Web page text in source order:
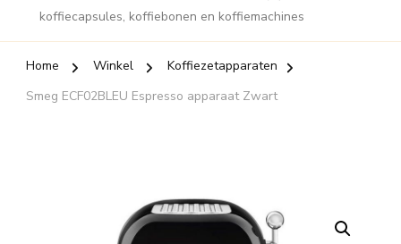
koffiecapsules, koffiebonen en koffiemachines
Home Winkel
Koffiezetapparaten
Smeg ECF02BLEU Espresso apparaat Zwart